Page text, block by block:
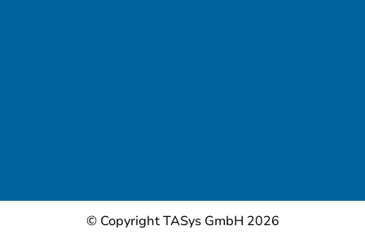
© Copyright TASys GmbH 2026